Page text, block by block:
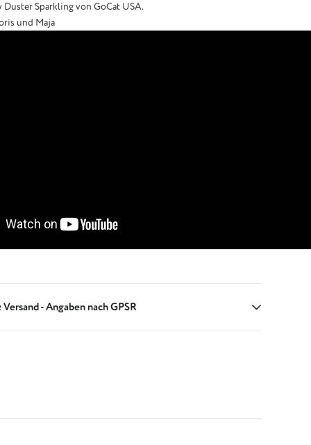
Sparkling von GoCat USA.
und Maja
- Angaben nach GPSR